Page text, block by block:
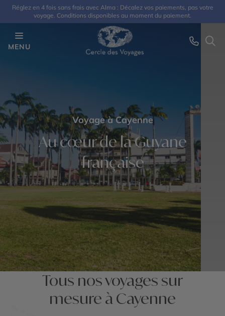
Réglez en 4 fois sans frais avec Alma : Décalez vos paiements, pas votre
voyage. Conditions disponibles au moment du paiement.
MENU
Voyage à Cayenne
Au cœur de la Guyane
française
Tous nos voyages sur
mesure à Cayenne